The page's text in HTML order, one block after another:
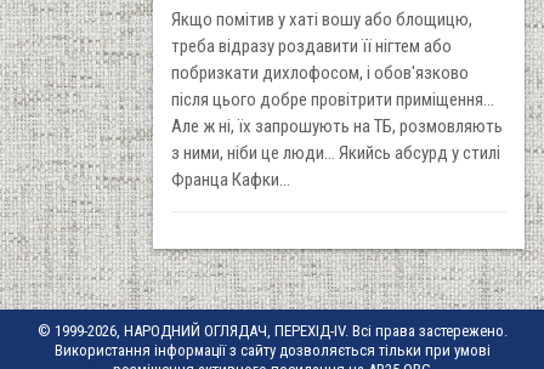
Якщо помітив у хаті вошу або блощицю,
треба відразу роздавити її нігтем або
побризкати дихлофосом, і обов'язково
після цього добре провітрити приміщення...
Але ж ні, їх запрошують на ТБ, розмовляють
з ними, ніби це люди... Якийсь абсурд у стилі
Франца Кафки...
© 1999-2026, НАРОДНИЙ ОГЛЯДАЧ, ПЕРЕХІД-IV. Всі права застережено.
Використання інформації з сайту дозволяється тільки при умові